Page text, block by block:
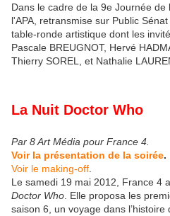
Dans le cadre de la 9e Journée
l'APA, retransmise sur Public
table-ronde artistique dont les
Pascale BREUGNOT, Hervé
Thierry SOREL, et Nathalie
La Nuit Doctor Who
Par 8 Art Média pour France 4.
Voir la présentation de la soirée.
Voir le making-off
Le samedi 19 mai 2012, France 4
Doctor Who . Elle proposa les
saison 6, un voyage dans